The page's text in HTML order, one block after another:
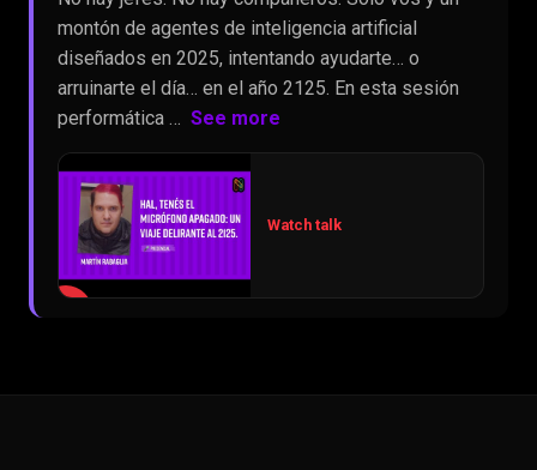
montón de agentes de inteligencia artificial
diseñados en 2025, intentando ayudarte… o
arruinarte el día… en el año 2125. En esta sesión
performática … See more
Watch talk